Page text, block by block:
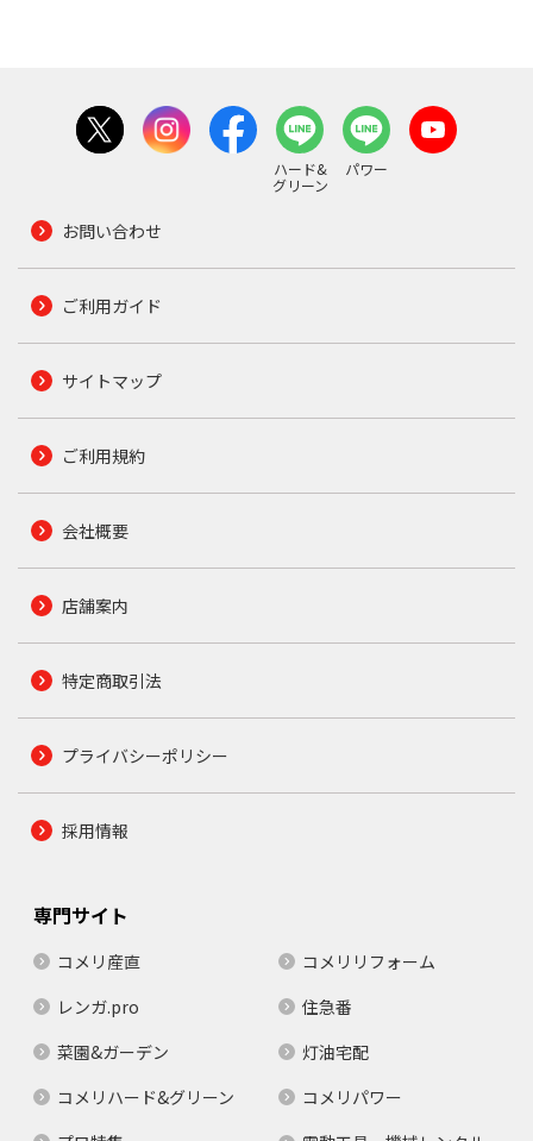
ハード&
グリーン
パワー
お問い合わせ
ご利用ガイド
サイトマップ
ご利用規約
会社概要
店舗案内
特定商取引法
プライバシーポリシー
採用情報
専門サイト
コメリ産直
コメリリフォーム
レンガ.pro
住急番
菜園&ガーデン
灯油宅配
コメリハード&グリーン
コメリパワー